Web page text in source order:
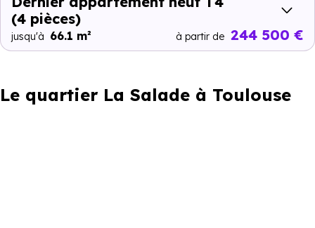
(4 pièces)
jusqu'à 66.1 m² à partir de 244 500 €
Le quartier La Salade à Toulouse